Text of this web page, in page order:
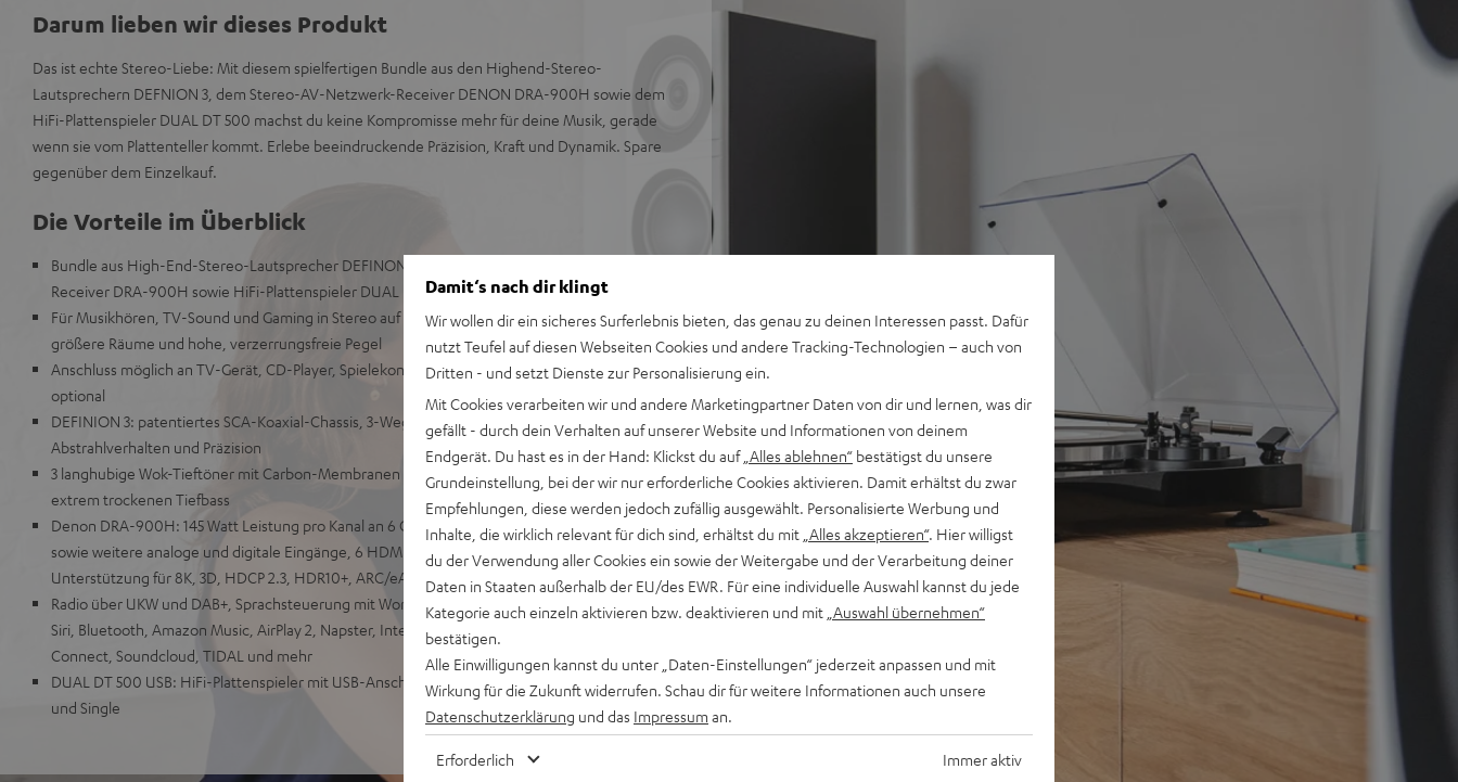
Darum lieben wir dieses Produkt
Das ist echte Stereo-Liebe: Mit diesem spielfertigen Bundle aus den Highend-Stereo-
Lautsprechern DEFNION 3, dem Stereo-AV-Netzwerk-Receiver DENON DRA-900H sowie dem
HiFi-Plattenspieler DUAL DT 500 machst du keine Kompromisse mehr für deine Musik, gerade
wenn sie vom Plattenteller kommt. Erlebe beeindruckende Präzision, Kraft und Dynamik. Spare
gegenüber dem Einzelkauf.
Die Vorteile im Überblick
Bundle aus High-End-Stereo-Lautsprecher DEFINON 3 mit Denon Stereo-AV-Netzwerk-
Receiver DRA-900H sowie HiFi-Plattenspieler DUAL DT 500
Für Musikhören, TV-Sound und Gaming in Stereo auf höchstem Niveau, geeignet auch für
größere Räume und hohe, verzerrungsfreie Pegel
Anschluss möglich an TV-Gerät, CD-Player, Spielekonsole, TV-Receiver und mehr, Subwoofer
optional
DEFINION 3: patentiertes SCA-Koaxial-Chassis, 3-Wege-System, für beispiellose Räumlichkeit,
Abstrahlverhalten und Präzision
3 langhubige Wok-Tieftöner mit Carbon-Membranen für hohe Impulstreue, Dynamik und
extrem trockenen Tiefbass
Denon DRA-900H: 145 Watt Leistung pro Kanal an 6 Ohm, USB-Playback, Phono-Eingang
sowie weitere analoge und digitale Eingänge, 6 HDMI-Eingänge und 1 HDMI Ausgang mit
Unterstützung für 8K, 3D, HDCP 2.3, HDR10+, ARC/eARC und Dolby Vision
Radio über UKW und DAB+, Sprachsteuerung mit Works with Alexa, Google Assistant, Apple
Siri, Bluetooth, Amazon Music, AirPlay 2, Napster, Internetradio via TuneIn, Deezer, Spotify
Connect, Soundcloud, TIDAL und mehr
DUAL DT 500 USB: HiFi-Plattenspieler mit USB-Anschluss & Riemenantrieb, geeignet für LP
und Single
Damit‘s nach dir klingt
Wir wollen dir ein sicheres Surferlebnis bieten, das genau zu deinen Interessen passt. Dafür
nutzt Teufel auf diesen Webseiten Cookies und andere Tracking-Technologien – auch von
Dritten - und setzt Dienste zur Personalisierung ein.
Mit Cookies verarbeiten wir und andere Marketingpartner Daten von dir und lernen, was dir
gefällt - durch dein Verhalten auf unserer Website und Informationen von deinem
Endgerät. Du hast es in der Hand: Klickst du auf „Alles ablehnen“ bestätigst du unsere
Grundeinstellung, bei der wir nur erforderliche Cookies aktivieren. Damit erhältst du zwar
Empfehlungen, diese werden jedoch zufällig ausgewählt. Personalisierte Werbung und
Inhalte, die wirklich relevant für dich sind, erhältst du mit „Alles akzeptieren“. Hier willigst
du der Verwendung aller Cookies ein sowie der Weitergabe und der Verarbeitung deiner
Daten in Staaten außerhalb der EU/des EWR. Für eine individuelle Auswahl kannst du jede
Kategorie auch einzeln aktivieren bzw. deaktivieren und mit „Auswahl übernehmen“
bestätigen.
Alle Einwilligungen kannst du unter „Daten-Einstellungen“ jederzeit anpassen und mit
Wirkung für die Zukunft widerrufen. Schau dir für weitere Informationen auch unsere
Datenschutzerklärung und das Impressum an.
Erforderlich Immer aktiv